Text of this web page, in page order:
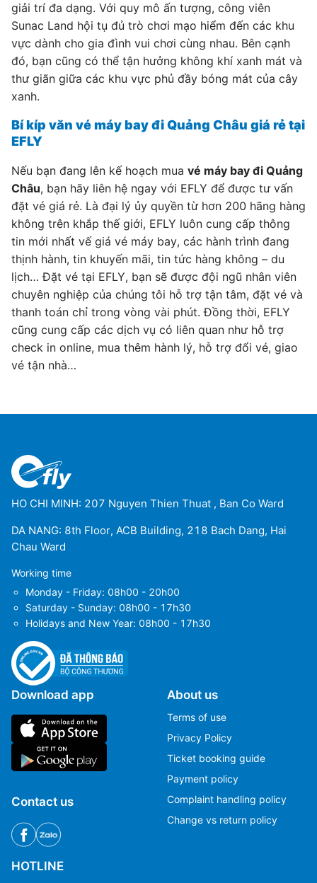
giải trí đa dạng. Với quy mô ấn tượng, công viên
Sunac Land hội tụ đủ trò chơi mạo hiểm đến các khu
vực dành cho gia đình vui chơi cùng nhau. Bên cạnh
đó, bạn cũng có thể tận hưởng không khí xanh mát và
thư giãn giữa các khu vực phủ đầy bóng mát của cây
xanh.
Bí kíp văn vé máy bay đi Quảng Châu giá rẻ tại
EFLY
Nếu bạn đang lên kế hoạch mua vé máy bay đi Quảng
Châu, bạn hãy liên hệ ngay với EFLY để được tư vấn
đặt vé giá rẻ. Là đại lý ủy quyền từ hơn 200 hãng hàng
không trên khắp thế giới, EFLY luôn cung cấp thông
tin mới nhất vế giá vé máy bay, các hành trình đang
thịnh hành, tin khuyến mãi, tin tức hàng không – du
lịch… Đặt vé tại EFLY, bạn sẽ được đội ngũ nhân viên
chuyên nghiệp của chúng tôi hỗ trợ tận tâm, đặt vé và
thanh toán chỉ trong vòng vài phút. Đồng thời, EFLY
cũng cung cấp các dịch vụ có liên quan như hỗ trợ
check in online, mua thêm hành lý, hỗ trợ đổi vé, giao
vé tận nhà…
HO CHI MINH: 207 Nguyen Thien Thuat , Ban Co Ward
DA NANG: 8th Floor, ACB Building, 218 Bach Dang, Hai
Chau Ward
Working time
Monday - Friday: 08h00 - 20h00
Saturday - Sunday: 08h00 - 17h30
Holidays and New Year: 08h00 - 17h30
Download app
Contact us
About us
Terms of use
Privacy Policy
Ticket booking guide
Payment policy
Complaint handling policy
Change vs return policy
HOTLINE